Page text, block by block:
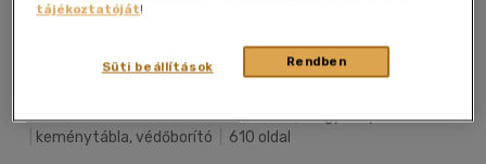
Kieselbach Galéria Keresk. Kft.|2020|magyar nyelvű
keménytábla, védőborító 610 oldal
tájékoztatóját!
Rendben
Süti beállítások